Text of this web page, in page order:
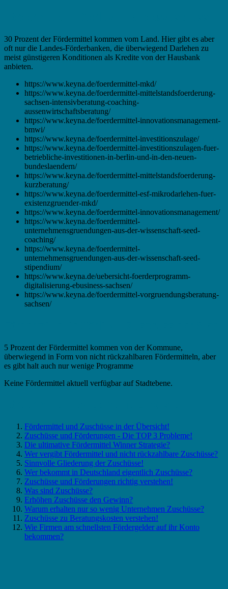
30 Prozent der Fördermittel kommen vom Land. Hier gibt es aber
oft nur die Landes-Förderbanken, die überwiegend Darlehen zu
meist günstigeren Konditionen als Kredite von der Hausbank
anbieten.
https://www.keyna.de/foerdermittel-mkd/
https://www.keyna.de/foerdermittel-mittelstandsfoerderung-
sachsen-intensivberatung-coaching-
aussenwirtschaftsberatung/
https://www.keyna.de/foerdermittel-innovationsmanagement-
bmwi/
https://www.keyna.de/foerdermittel-investitionszulage/
https://www.keyna.de/foerdermittel-investitionszulagen-fuer-
betriebliche-investitionen-in-berlin-und-in-den-neuen-
bundeslaendern/
https://www.keyna.de/foerdermittel-mittelstandsfoerderung-
kurzberatung/
https://www.keyna.de/foerdermittel-esf-mikrodarlehen-fuer-
existenzgruender-mkd/
https://www.keyna.de/foerdermittel-innovationsmanagement/
https://www.keyna.de/foerdermittel-
unternehmensgruendungen-aus-der-wissenschaft-seed-
coaching/
https://www.keyna.de/foerdermittel-
unternehmensgruendungen-aus-der-wissenschaft-seed-
stipendium/
https://www.keyna.de/uebersicht-foerderprogramm-
digitalisierung-ebusiness-sachsen/
https://www.keyna.de/foerdermittel-vorgruendungsberatung-
sachsen/
5 Prozent der Fördermittel kommen von der Kommune,
überwiegend in Form von nicht rückzahlbaren Fördermitteln, aber
es gibt halt auch nur wenige Programme
Keine Fördermittel aktuell verfügbar auf Stadtebene.
Fördermittel und Zuschüsse in der Übersicht!
Zuschüsse und Förderungen - Die TOP 3 Probleme!
Die ultimative Fördermittel Winner Strategie?
Wer vergibt Fördermittel und nicht rückzahlbare Zuschüsse?
Sinnvolle Gliederung der Zuschüsse!
Wer bekommt in Deutschland eigentlich Zuschüsse?
Zuschüsse und Förderungen richtig verstehen!
Was sind Zuschüsse?
Erhöhen Zuschüsse den Gewinn?
Warum erhalten nur so wenig Unternehmen Zuschüsse?
Zuschüsse zu Beratungskosten verstehen!
Wie Firmen am schnellsten Fördergelder auf ihr Konto
bekommen?